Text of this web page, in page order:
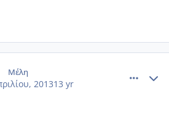
Μέλη
201313 yr